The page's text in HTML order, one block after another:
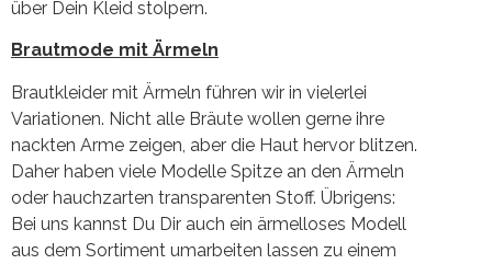
über Dein Kleid stolpern.
Brautmode mit Ärmeln
Brautkleider mit Ärmeln führen wir in vielerlei
Variationen. Nicht alle Bräute wollen gerne ihre
nackten Arme zeigen, aber die Haut hervor blitzen.
Daher haben viele Modelle Spitze an den Ärmeln
oder hauchzarten transparenten Stoff. Übrigens:
Bei uns kannst Du Dir auch ein ärmelloses Modell
aus dem Sortiment umarbeiten lassen zu einem